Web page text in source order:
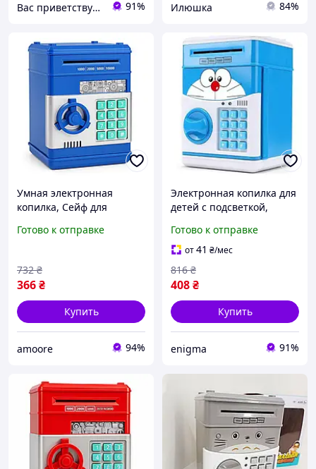
Вас приветствует интернет-магазин SvetOn! 91% Илюшка 84%
Умная электронная
копилка, Сейф для
Развивающий игровой
HN-17
Готово к отправке
366₴
732 ₴
Купить
amoore 94%
Электронная копилка для
детей с подсветкой,
купюроприемником ON-
17
Готово к отправке
от41 ₴/мес
408₴
816 ₴
Купить
enigma 91%